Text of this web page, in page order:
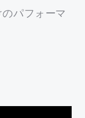
パフォーマ
、および産業環境